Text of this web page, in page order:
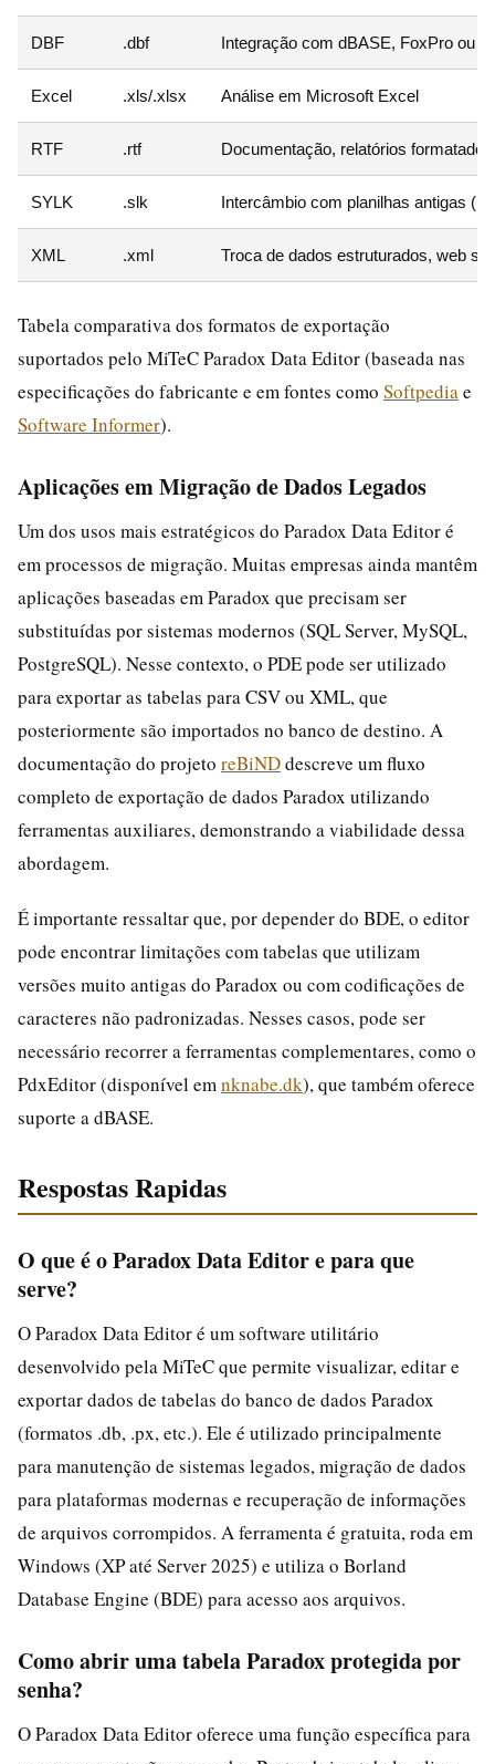
DBF .dbf Integração com dBASE, FoxPro ou
Excel .xls/.xlsx Análise em Microsoft Excel
RTF .rtf Documentação, relatórios formatados
SYLK .slk Intercâmbio com planilhas antigas
XML .xml Troca de dados estruturados, web
Tabela comparativa dos formatos de exportação
suportados pelo MiTeC Paradox Data Editor (baseada nas
especificações do fabricante e em fontes como Softpedia e
Software Informer).
Aplicações em Migração de Dados Legados
Um dos usos mais estratégicos do Paradox Data Editor é
em processos de migração. Muitas empresas ainda mantêm
aplicações baseadas em Paradox que precisam ser
substituídas por sistemas modernos (SQL Server, MySQL,
PostgreSQL). Nesse contexto, o PDE pode ser utilizado
para exportar as tabelas para CSV ou XML, que
posteriormente são importados no banco de destino. A
documentação do projeto reBiNDdescreve um fluxo
completo de exportação de dados Paradox utilizando
ferramentas auxiliares, demonstrando a viabilidade dessa
abordagem.
É importante ressaltar que, por depender do BDE, o editor
pode encontrar limitações com tabelas que utilizam
versões muito antigas do Paradox ou com codificações de
caracteres não padronizadas. Nesses casos, pode ser
necessário recorrer a ferramentas complementares, como o
PdxEditor (disponível em nknabe.dk), que também oferece
suporte a dBASE.
Respostas Rapidas
O que é o Paradox Data Editor e para que
serve?
O Paradox Data Editor é um software utilitário
desenvolvido pela MiTeC que permite visualizar, editar e
exportar dados de tabelas do banco de dados Paradox
(formatos .db, .px, etc.). Ele é utilizado principalmente
para manutenção de sistemas legados, migração de dados
para plataformas modernas e recuperação de informações
de arquivos corrompidos. A ferramenta é gratuita, roda em
Windows (XP até Server 2025) e utiliza o Borland
Database Engine (BDE) para acesso aos arquivos.
Como abrir uma tabela Paradox protegida por
senha?
O Paradox Data Editor oferece uma função específica para